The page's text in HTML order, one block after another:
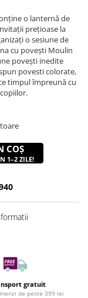
o lanternă de
prețioase la
o sesiune de
cu povești Moulin
povești inedite
povesti colorate,
timpul împreună cu
COȘ
1–2 ZILE!
gratuit
de peste 399 lei